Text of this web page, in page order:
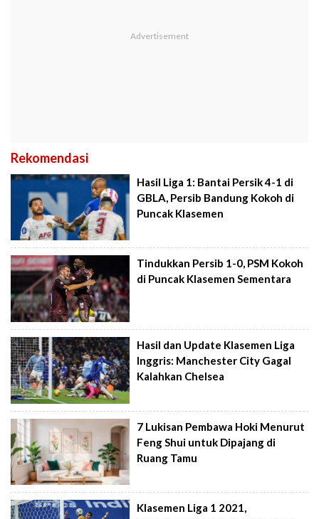
Rekomendasi
Hasil Liga 1: Bantai Persik 4-1 di
GBLA, Persib Bandung Kokoh di
Puncak Klasemen
Tindukkan Persib 1-0, PSM Kokoh
di Puncak Klasemen Sementara
Hasil dan Update Klasemen Liga
Inggris: Manchester City Gagal
Kalahkan Chelsea
7 Lukisan Pembawa Hoki Menurut
Feng Shui untuk Dipajang di
Ruang Tamu
Klasemen Liga 1 2021,